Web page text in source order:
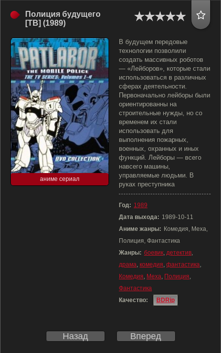
Полиция будущего
[ТВ] (1989)
аниме сериал
В будущем передовые
технологии позволили
создать массивных роботов
— «Лейборов», которые стали
использоваться в различных
сферах деятельности.
Первоначально лейборы были
ориентированны на
строительные нужды, но со
временем их стали
использовать для
выполнения пожарных,
военных, охранных и иных
функций. Лейборы — всего
навсего машины,
управляемые людьми. В
руках преступника
Год: 1989
Дата выхода: 1989-10-11
Аниме жанры: Комедия, Меха,
Полиция, Фантастика
Жанры: боевик, детектив,
драма, комедия, фантастика,
Комедия, Меха, Полиция,
Фантастика
Качество:
BDRip
Назад Вперед